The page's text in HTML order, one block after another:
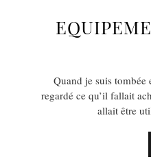
Quand je suis tombée
regardé ce qu’il fallait
allait être